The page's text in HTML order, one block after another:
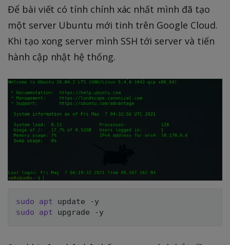
Để bài viết có tính chính xác nhất mình đã tạo
một server Ubuntu mới tinh trên Google Cloud.
Khi tạo xong server mình SSH tới server và tiến
hành cập nhật hệ thống.
sudo apt
sudo
apt